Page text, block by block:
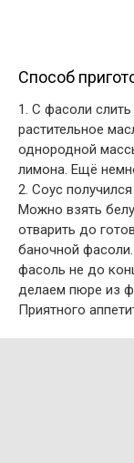
Способ
1. С фасоли
растительное
однородной
лимона. Ещё
2. Соус
Можно взять
отварить до
баночной
фасоль не до
делаем пюре из
Приятного